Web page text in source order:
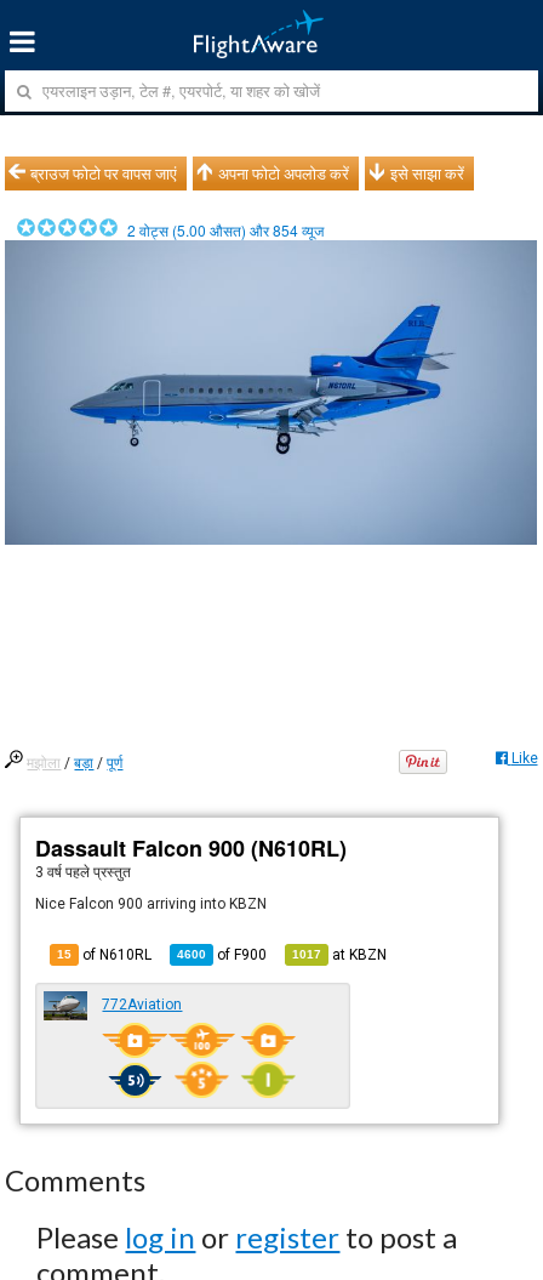
ब्राउज फोटो पर वापस जाएं अपना फोटो अपलोड करें इसे साझा करें
2 वोट्स (5.00 औसत) और854व्यूज
मझोला /बड़ा /पूर्ण Like
Dassault Falcon 900 (N610RL)
3 वर्ष पहले प्रस्तुत
Nice Falcon 900 arriving into KBZN
15 of N610RL 4600 ofF900 1017 atKBZN
772Aviation
Comments
Please log in or register to post a
comment.